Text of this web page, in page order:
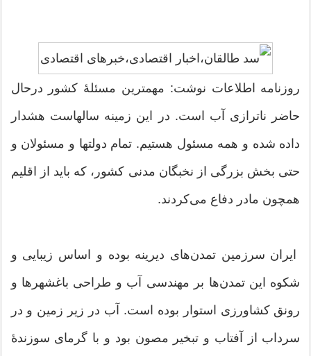
روزنامه اطلاعات نوشت: مهمترین مسئلۀ کشور درحال
حاضر ناترازی آب است. در این زمینه سالهاست هشدار
داده شده و همه مسئول هستیم. تمام دولتها و مسئولان و
حتی بخش بزرگی از نخبگان مدنی کشور، که باید از اقلیم
همچون مادر دفاع می‌کردند.
ایران سرزمین تمدن‌های دیرینه بوده و اساس زیبایی و
شکوه این تمدن‌ها بر مهندسی آب و طراحی باغشهرها و
رونق کشاورزی استوار بوده است. آب در زیر زمین و در
سرداب از آفتاب و تبخیر مصون بود و با گرمای سوزندۀ